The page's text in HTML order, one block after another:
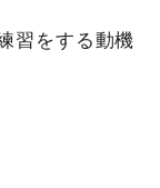
習をする動機